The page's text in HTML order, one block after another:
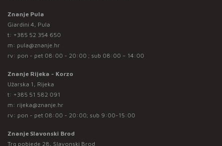
Znanje Pula
Giardini 4, Pula
t: +385 52 354 650
m: pula@znanje.hr
rv: pon - pet 08:00 - 20:00 ; sub 08:00 – 14:00
Znanje Rijeka - Korzo
Užarska 1, Rijeka
t: +385 51 582 091
m: rijeka@znanje.hr
rv: pon - pet 08:00 - 20:00; sub 9:00-15:00
Znanje Slavonski Brod
Trg pobjede 28, Slavonski Brod